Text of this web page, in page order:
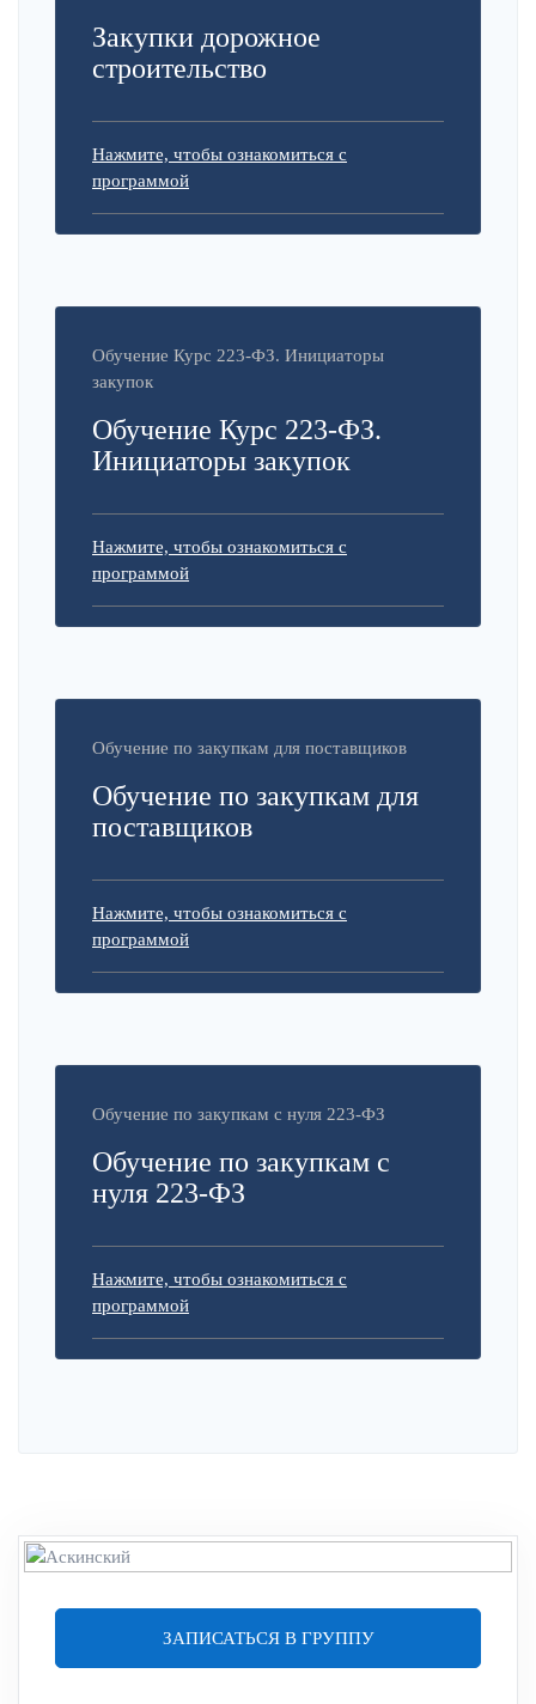
Закупки дорожное
строительство
Нажмите, чтобы ознакомиться с
программой
Обучение Курс 223-ФЗ. Инициаторы
закупок
Обучение Курс 223-ФЗ.
Инициаторы закупок
Нажмите, чтобы ознакомиться с
программой
Обучение по закупкам для поставщиков
Обучение по закупкам для
поставщиков
Нажмите, чтобы ознакомиться с
программой
Обучение по закупкам с нуля 223-ФЗ
Обучение по закупкам с
нуля 223-ФЗ
Нажмите, чтобы ознакомиться с
программой
ЗАПИСАТЬСЯ В ГРУППУ